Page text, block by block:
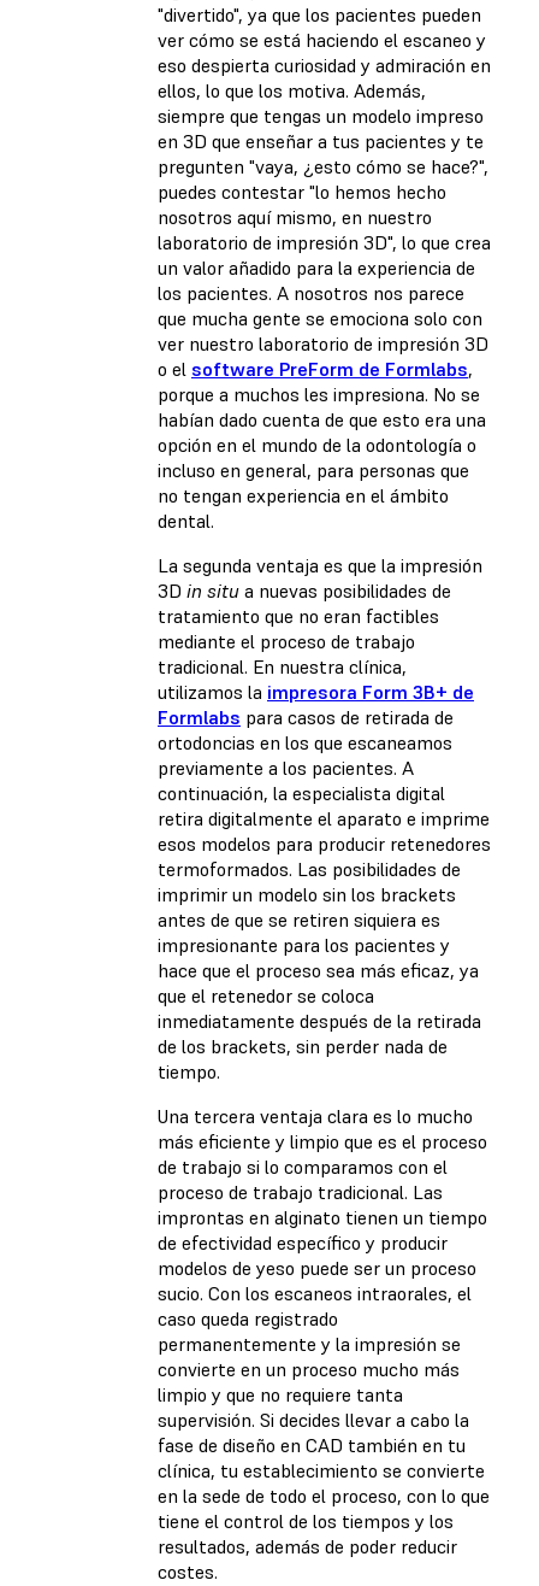
"divertido", ya que los pacientes pueden
ver cómo se está haciendo el escaneo y
eso despierta curiosidad y admiración en
ellos, lo que los motiva. Además,
siempre que tengas un modelo impreso
en 3D que enseñar a tus pacientes y te
pregunten "vaya, ¿esto cómo se hace?",
puedes contestar "lo hemos hecho
nosotros aquí mismo, en nuestro
laboratorio de impresión 3D", lo que crea
un valor añadido para la experiencia de
los pacientes. A nosotros nos parece
que mucha gente se emociona solo con
ver nuestro laboratorio de impresión 3D
o el software PreForm de Formlabs,
porque a muchos les impresiona. No se
habían dado cuenta de que esto era una
opción en el mundo de la odontología o
incluso en general, para personas que
no tengan experiencia en el ámbito
dental.
La segunda ventaja es que la impresión
3D in situ a nuevas posibilidades de
tratamiento que no eran factibles
mediante el proceso de trabajo
tradicional. En nuestra clínica,
utilizamos la impresora Form 3B+ de
Formlabs para casos de retirada de
ortodoncias en los que escaneamos
previamente a los pacientes. A
continuación, la especialista digital
retira digitalmente el aparato e imprime
esos modelos para producir retenedores
termoformados. Las posibilidades de
imprimir un modelo sin los brackets
antes de que se retiren siquiera es
impresionante para los pacientes y
hace que el proceso sea más eficaz, ya
que el retenedor se coloca
inmediatamente después de la retirada
de los brackets, sin perder nada de
tiempo.
Una tercera ventaja clara es lo mucho
más eficiente y limpio que es el proceso
de trabajo si lo comparamos con el
proceso de trabajo tradicional. Las
improntas en alginato tienen un tiempo
de efectividad específico y producir
modelos de yeso puede ser un proceso
sucio. Con los escaneos intraorales, el
caso queda registrado
permanentemente y la impresión se
convierte en un proceso mucho más
limpio y que no requiere tanta
supervisión. Si decides llevar a cabo la
fase de diseño en CAD también en tu
clínica, tu establecimiento se convierte
en la sede de todo el proceso, con lo que
tiene el control de los tiempos y los
resultados, además de poder reducir
costes.